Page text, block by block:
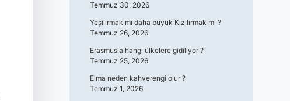
Temmuz 30, 2026
Yeşilırmak mı daha büyük Kızılırmak mı ?
Temmuz 26, 2026
Erasmusla hangi ülkelere gidiliyor ?
Temmuz 25, 2026
Elma neden kahverengi olur ?
Temmuz 1, 2026